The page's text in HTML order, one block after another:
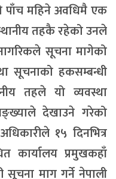
महिने अवधिमै एक
तहकै रहेको उनले
सूचना मागेको
सूचनाको हकसम्बन्धी
तहले यो व्यवस्था
देखाउने गरेको
१५ दिनभित्र
कार्यालय प्रमुखकहाँ
माग गर्ने नेपाली